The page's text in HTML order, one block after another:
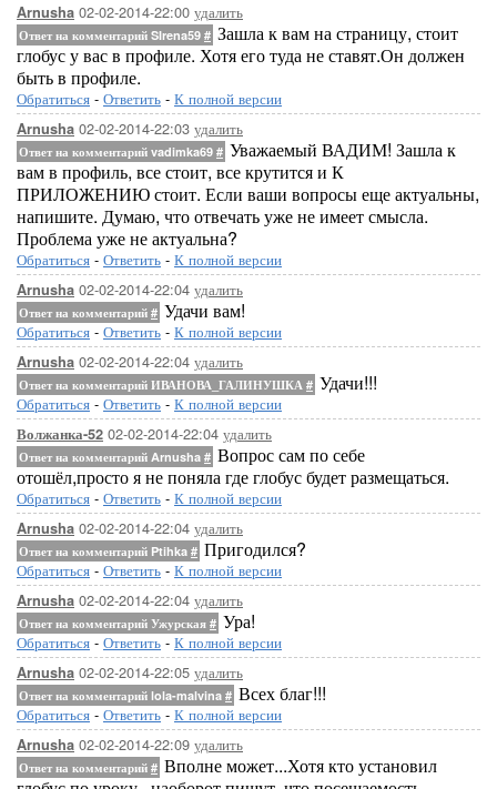
Arnusha 02-02-2014-22:00 удалить
Ответ на комментарий SIrena59 # Зашла к вам на страницу, стоит
глобус у вас в профиле. Хотя его туда не ставят.Он должен
быть в профиле.
Обратиться - Ответить - К полной версии
Arnusha 02-02-2014-22:03 удалить
Ответ на комментарий vadimka69 # Уважаемый ВАДИМ! Зашла к
вам в профиль, все стоит, все крутится и К
ПРИЛОЖЕНИЮ стоит. Если ваши вопросы еще актуальны,
напишите. Думаю, что отвечать уже не имеет смысла.
Проблема уже не актуальна?
Обратиться - Ответить - К полной версии
Arnusha 02-02-2014-22:04 удалить
Ответ на комментарий # Удачи вам!
Обратиться - Ответить - К полной версии
Arnusha 02-02-2014-22:04 удалить
Ответ на комментарий ИВАНОВА_ГАЛИНУШКА # Удачи!!!
Обратиться - Ответить - К полной версии
Волжанка-52 02-02-2014-22:04 удалить
Ответ на комментарий Arnusha # Вопрос сам по себе
отошёл,просто я не поняла где глобус будет размещаться.
Обратиться - Ответить - К полной версии
Arnusha 02-02-2014-22:04 удалить
Ответ на комментарий Ptihka # Пригодился?
Обратиться - Ответить - К полной версии
Arnusha 02-02-2014-22:04 удалить
Ответ на комментарий Ужурская # Ура!
Обратиться - Ответить - К полной версии
Arnusha 02-02-2014-22:05 удалить
Ответ на комментарий lola-malvina # Всех благ!!!
Обратиться - Ответить - К полной версии
Arnusha 02-02-2014-22:09 удалить
Ответ на комментарий # Вполне может...Хотя кто установил